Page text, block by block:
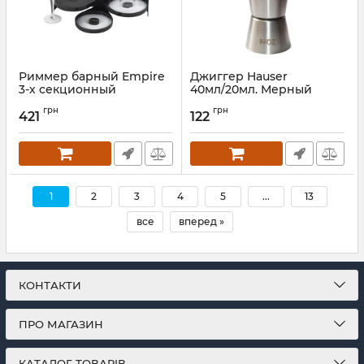
Риммер барный Empire
3-х секционный
421 грн
Джиггер Hauser
40мл/20мл. Мерный
стали
Артикул: EM9726
122 грн
1 2 3 4 5 ... 13
все вперед »
КОНТАКТИ
ПРО МАГАЗИН